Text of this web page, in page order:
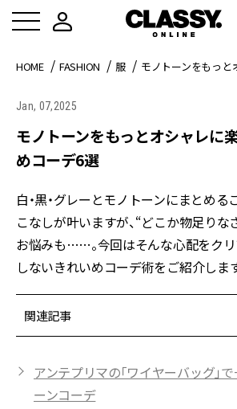
HOME FASHION 服 モノトーンをもっ
Jan, 07,2025
モノトーンをもっとオシャレに
めコーデ6選
白・黒・グレーとモノトーンにまとめ
こなしが叶いますが、“どこか物足りな
お悩みも……。今回はそんな心配をクリ
しないきれいめコーデ術をご紹介します
関連記事
アンテプリマの「ワイヤーバッグ」
ーンコーデ